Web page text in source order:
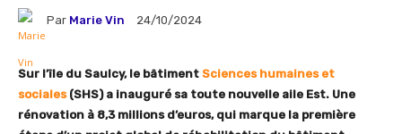
Par Marie Vin 24/10/2024
Sur l’île du Saulcy, le bâtiment Sciences humaines et
sociales(SHS) a inauguré sa toute nouvelle aile Est. Une
rénovation à 8,3 millions d’euros, qui marque la première